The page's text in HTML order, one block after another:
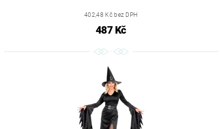
402,48 Kč bez DPH
487 Kč